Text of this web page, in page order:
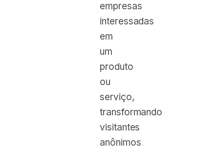
empresas
interessadas
em
um
produto
ou
serviço,
transformando
visitantes
anônimos